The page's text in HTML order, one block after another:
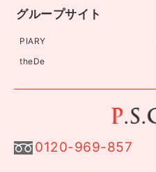
グループサイト
PIARY
theDe
0120-969-857